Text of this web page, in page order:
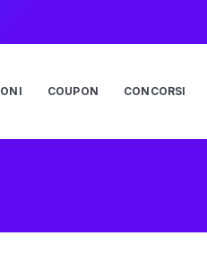
COUPON CONCORSI